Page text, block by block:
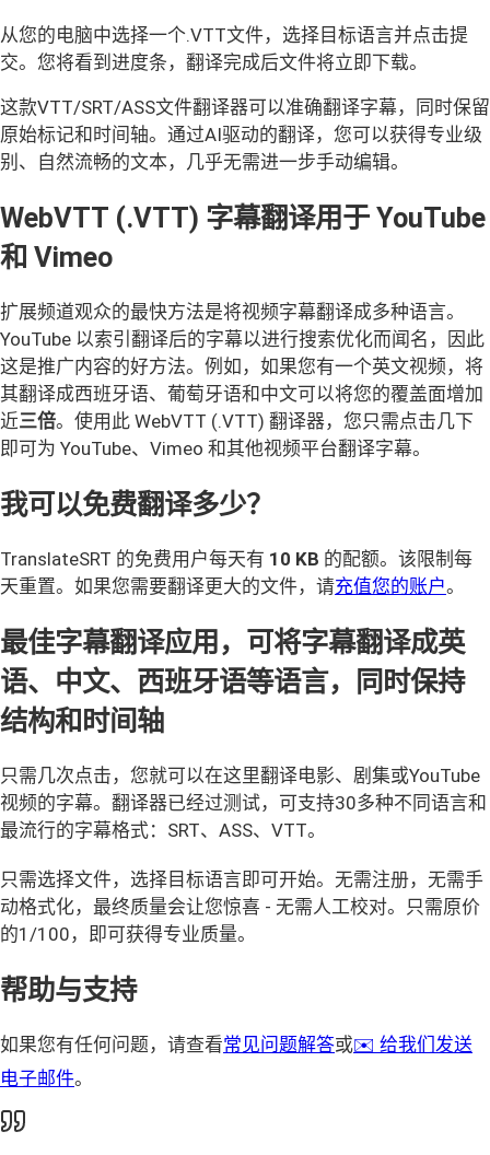
从您的电脑中选择一个.VTT文件，选择目标语言并点击提
交。您将看到进度条，翻译完成后文件将立即下载。
这款VTT/SRT/ASS文件翻译器可以准确翻译字幕，同时保留
原始标记和时间轴。通过AI驱动的翻译，您可以获得专业级
别、自然流畅的文本，几乎无需进一步手动编辑。
WebVTT (.VTT) 字幕翻译用于 YouTube
和 Vimeo
扩展频道观众的最快方法是将视频字幕翻译成多种语言。
YouTube 以索引翻译后的字幕以进行搜索优化而闻名，因此
这是推广内容的好方法。例如，如果您有一个英文视频，将
其翻译成西班牙语、葡萄牙语和中文可以将您的覆盖面增加
近三倍。使用此 WebVTT (.VTT) 翻译器，您只需点击几下
即可为 YouTube、Vimeo 和其他视频平台翻译字幕。
我可以免费翻译多少？
TranslateSRT 的免费用户每天有 10 KB 的配额。该限制每
天重置。如果您需要翻译更大的文件，请充值您的账户。
最佳字幕翻译应用，可将字幕翻译成英
语、中文、西班牙语等语言，同时保持
结构和时间轴
只需几次点击，您就可以在这里翻译电影、剧集或YouTube
视频的字幕。翻译器已经过测试，可支持30多种不同语言和
最流行的字幕格式：SRT、ASS、VTT。
只需选择文件，选择目标语言即可开始。无需注册，无需手
动格式化，最终质量会让您惊喜 - 无需人工校对。只需原价
的1/100，即可获得专业质量。
帮助与支持
如果您有任何问题，请查看常见问题解答或✉️ 给我们发送
电子邮件。